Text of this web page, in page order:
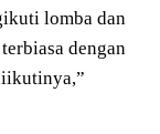
lomba dan
dengan